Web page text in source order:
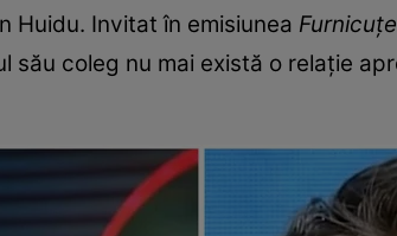
Huidu. Invitat în emisiunea
său coleg nu mai există o relație